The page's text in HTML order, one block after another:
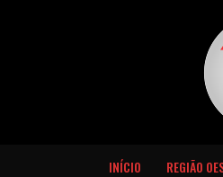
INÍCIO REGIÃO